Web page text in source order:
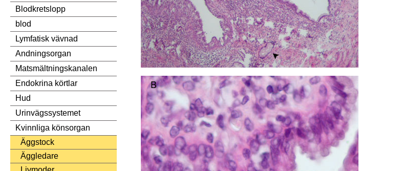
Blodkretslopp
blod
Lymfatisk vävnad
Andningsorgan
Matsmältningskanalen
Endokrina körtlar
Hud
Urinvägssystemet
Kvinnliga könsorgan
Äggstock
Äggledare